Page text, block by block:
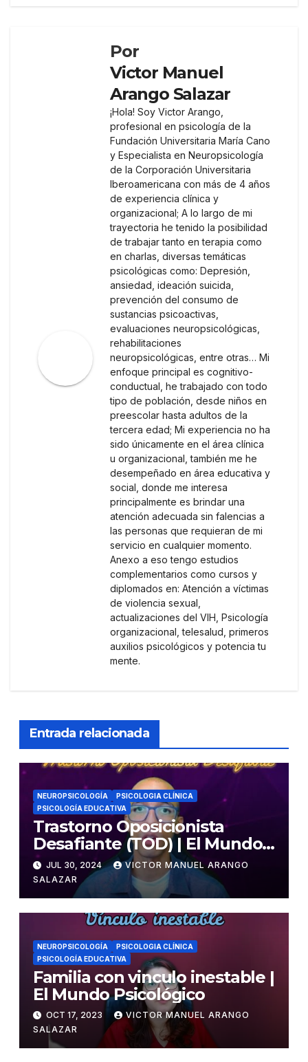
Por
Victor Manuel
Arango Salazar
¡Hola! Soy Victor Arango,
profesional en psicología de la
Fundación Universitaria María Cano
y Especialista en Neuropsicología
de la Corporación Universitaria
Iberoamericana con más de 4 años
de experiencia clínica y
organizacional; A lo largo de mi
trayectoria he tenido la posibilidad
de trabajar tanto en terapia como
en charlas, diversas temáticas
psicológicas como: Depresión,
ansiedad, ideación suicida,
prevención del consumo de
sustancias psicoactivas,
evaluaciones neuropsicológicas,
rehabilitaciones
neuropsicológicas, entre otras… Mi
enfoque principal es cognitivo-
conductual, he trabajado con todo
tipo de población, desde niños en
preescolar hasta adultos de la
tercera edad; Mi experiencia no ha
sido únicamente en el área clínica
u organizacional, también me he
desempeñado en área educativa y
social, donde me interesa
principalmente es brindar una
atención adecuada sin falencias a
las personas que requieran de mi
servicio en cualquier momento.
Anexo a eso tengo estudios
complementarios como cursos y
diplomados en: Atención a víctimas
de violencia sexual,
actualizaciones del VIH, Psicología
organizacional, telesalud, primeros
auxilios psicológicos y potencia tu
mente.
Entrada relacionada
NEUROPSICOLOGÍA
PSICOLOGIA CLÍNICA
PSICOLOGÍA EDUCATIVA
Trastorno Oposicionista
Desafiante (TOD) | El Mundo
Psicológico
JUL 30, 2024
VICTOR MANUEL ARANGO
SALAZAR
NEUROPSICOLOGÍA
PSICOLOGIA CLÍNICA
PSICOLOGÍA EDUCATIVA
Familia con vinculo inestable |
El Mundo Psicológico
OCT 17, 2023
VICTOR MANUEL ARANGO
SALAZAR